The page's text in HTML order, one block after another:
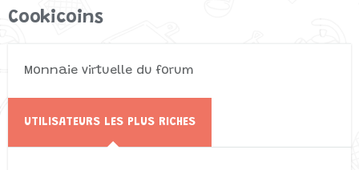
Cookicoins
Monnaie virtuelle du forum
UTILISATEURS LES PLUS RICHES